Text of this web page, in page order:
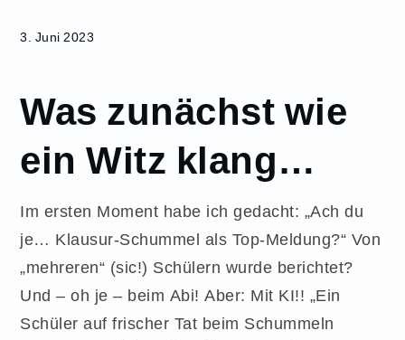
3. Juni 2023
Was zunächst wie
ein Witz klang…
Im ersten Moment habe ich gedacht: „Ach du
je… Klausur-Schummel als Top-Meldung?“ Von
„mehreren“ (sic!) Schülern wurde berichtet?
Und – oh je – beim Abi! Aber: Mit KI!! „Ein
Schüler auf frischer Tat beim Schummeln